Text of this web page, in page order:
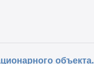
объекта.